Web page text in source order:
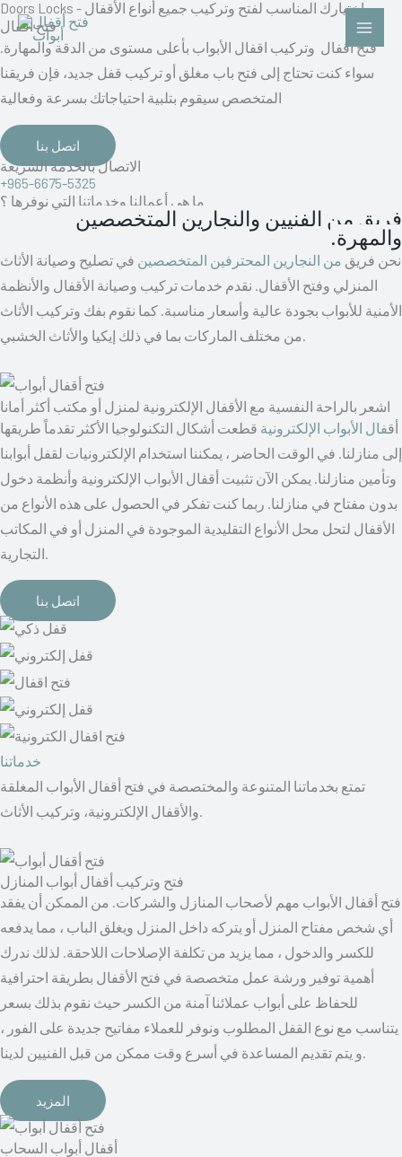
Skip
to
content
Doors Locks - اختيارك المناسب لفتح وتركيب جميع أنواع الأقفال
فتح اقفال
فتح اقفال وتركيب اقفال الأبواب بأعلى مستوى من الدقة والمهارة.
سواء كنت تحتاج إلى فتح باب مغلق أو تركيب قفل جديد، فإن فريقنا
المتخصص سيقوم بتلبية احتياجاتك بسرعة وفعالية
اتصل بنا
الاتصال بالخدمة السريعة
+965-6675-5325
ما هى أعمالنا وخدماتنا التي نوفرها ؟
فريق من الفنيين والنجارين المتخصصين
والمهرة.
نحن فريق من النجارين المحترفين المتخصصين في تصليح وصيانة الأثاث
المنزلي وفتح الأقفال. نقدم خدمات تركيب وصيانة الأقفال والأنظمة
الأمنية للأبواب بجودة عالية وأسعار مناسبة. كما نقوم بفك وتركيب الأثاث
اشعر بالراحة النفسية مع الأقفال الإلكترونية لمنزل أو مكتب أكثر أمانا
أقفال الأبواب الإلكترونية قطعت أشكال التكنولوجيا الأكثر تقدماً طريقها
إلى منازلنا. في الوقت الحاضر ، يمكننا استخدام الإلكترونيات لقفل أبوابنا
وتأمين منازلنا. يمكن الآن تثبيت أقفال الأبواب الإلكترونية وأنظمة دخول
بدون مفتاح في منازلنا. ربما كنت تفكر في الحصول على هذه الأنواع من
الأقفال لتحل محل الأنواع التقليدية الموجودة في المنزل أو في المكاتب
اتصل بنا
خدماتنا
تمتع بخدماتنا المتنوعة والمختصصة في فتح أقفال الأبواب المغلقة
والأقفال الإلكترونية، وتركيب الأثاث.
فتح وتركيب أقفال أبواب المنازل
فتح أقفال الأبواب مهم لأصحاب المنازل والشركات. من الممكن أن يفقد
أي شخص مفتاح المنزل أو يتركه داخل المنزل ويغلق الباب ، مما يدفعه
للكسر والدخول ، مما يزيد من تكلفة الإصلاحات اللاحقة. لذلك ندرك
أهمية توفير ورشة عمل متخصصة في فتح الأقفال بطريقة احترافية
للحفاظ على أبواب عملائنا آمنة من الكسر حيث نقوم بذلك بسعر
يتناسب مع نوع القفل المطلوب ونوفر للعملاء مفاتيح جديدة على الفور ،
المزيد
أقفال أبواب السحاب